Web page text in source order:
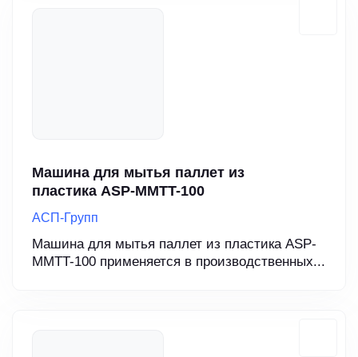
Машина для мытья паллет из
пластика ASP-MMTT-100
АСП-Групп
Машина для мытья паллет из пластика ASP-
MMTT-100 применяется в производственных...